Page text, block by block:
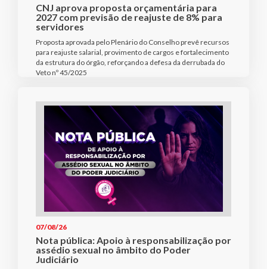
CNJ aprova proposta orçamentária para
2027 com previsão de reajuste de 8% para
servidores
Proposta aprovada pelo Plenário do Conselho prevê recursos
para reajuste salarial, provimento de cargos e fortalecimento
da estrutura do órgão, reforçando a defesa da derrubada do
Veto nº 45/2025
07/08/26
Nota pública: Apoio à responsabilização por
assédio sexual no âmbito do Poder
Judiciário